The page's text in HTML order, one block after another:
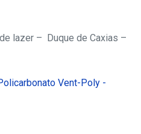
lazer – Duque de Caxias –